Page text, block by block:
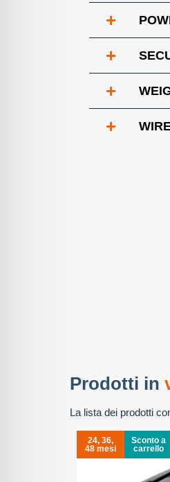
+
+
+
+
Prodotti in
La lista dei prodotti
24, 36,
48 mesi
Sconto a
carrello